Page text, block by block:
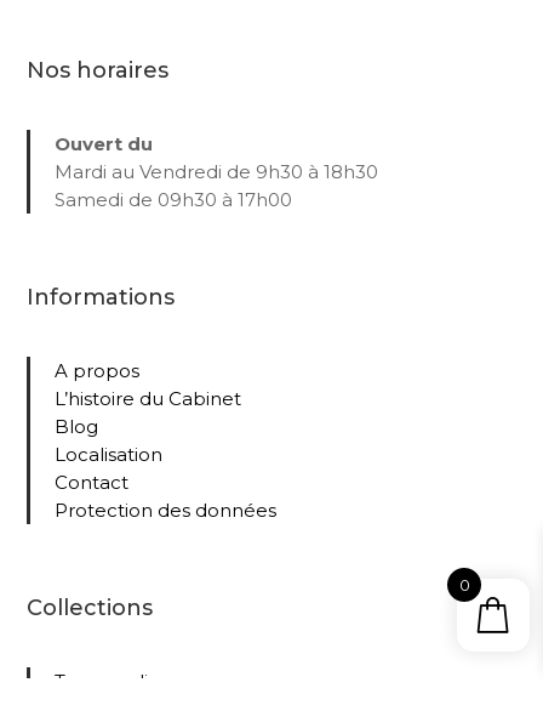
Nos horaires
Ouvert du
Mardi au Vendredi de 9h30 à 18h30
Samedi de 09h30 à 17h00
Informations
A propos
L’histoire du Cabinet
Blog
Localisation
Contact
Protection des données
Collections
Tous nos livres
0